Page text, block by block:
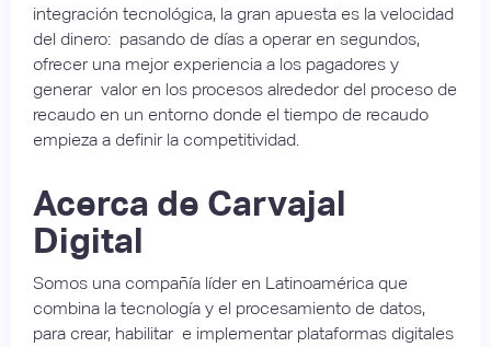
integración tecnológica, la gran apuesta es la velocidad
del dinero: pasando de días a operar en segundos,
ofrecer una mejor experiencia a los pagadores y
generar valor en los procesos alrededor del proceso de
recaudo en un entorno donde el tiempo de recaudo
empieza a definir la competitividad.
Acerca de Carvajal
Digital
Somos una compañía líder en Latinoamérica que
combina la tecnología y el procesamiento de datos,
para crear, habilitar e implementar plataformas digitales